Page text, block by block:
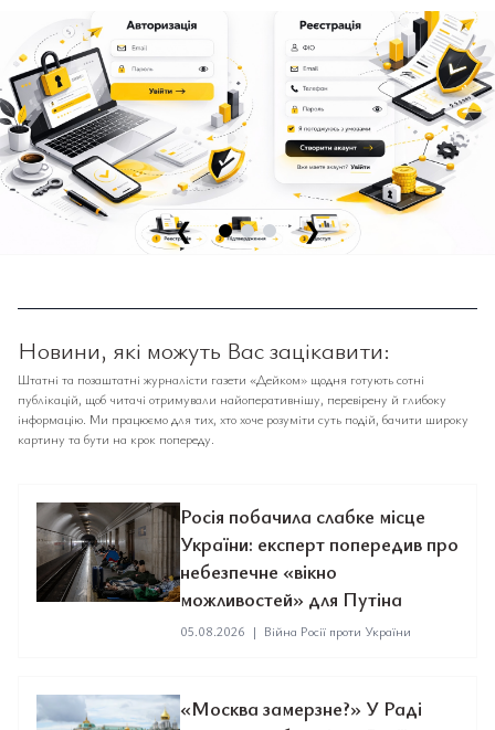
❮ ❯
Новини, які можуть Вас зацікавити:
Штатні та позаштатні журналісти газети «Дейком» щодня готують сотні
публікацій, щоб читачі отримували найоперативнішу, перевірену й глибоку
інформацію. Ми працюємо для тих, хто хоче розуміти суть подій, бачити широку
картину та бути на крок попереду.
Росія побачила слабке місце
України: експерт попередив про
небезпечне «вікно
можливостей» для Путіна
05.08.2026 | Війна Росії проти України
«Москва замерзне?» У Раді